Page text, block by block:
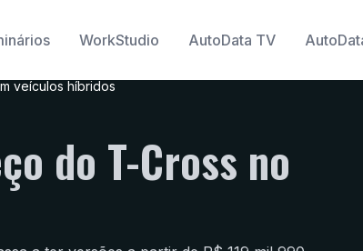
WorkStudio AutoData TV
veículos híbridos
do T-Cross no